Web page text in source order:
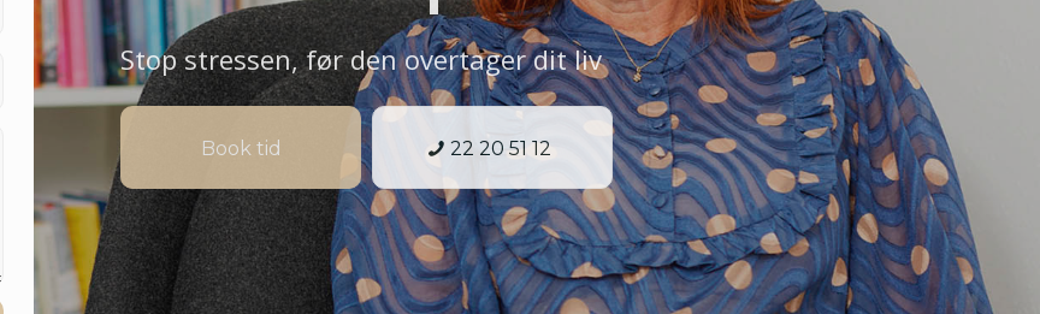
Stop stressen, før den overtager dit liv
Book tid 22 20 51 12